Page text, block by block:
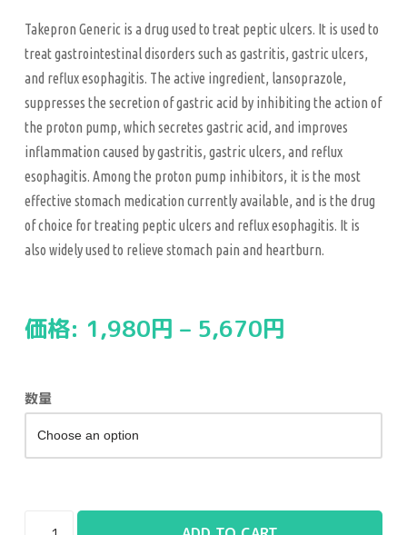
Takepron Generic is a drug used to treat peptic ulcers. It is used to
treat gastrointestinal disorders such as gastritis, gastric ulcers,
and reflux esophagitis. The active ingredient, lansoprazole,
suppresses the secretion of gastric acid by inhibiting the action of
the proton pump, which secretes gastric acid, and improves
inflammation caused by gastritis, gastric ulcers, and reflux
esophagitis. Among the proton pump inhibitors, it is the most
effective stomach medication currently available, and is the drug
of choice for treating peptic ulcers and reflux esophagitis. It is
also widely used to relieve stomach pain and heartburn.
価格: 1,980円 – 5,670円
数量